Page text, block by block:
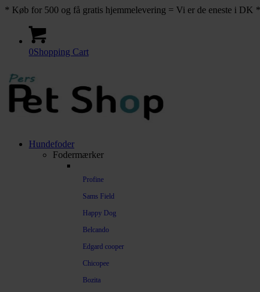
* Køb for 500 og få gratis hjemmelevering = Vi er de eneste i DK *
0Shopping Cart
Hundefoder
Fodermærker
Profine
Sams Field
Happy Dog
Belcando
Edgard cooper
Chicopee
Bozita